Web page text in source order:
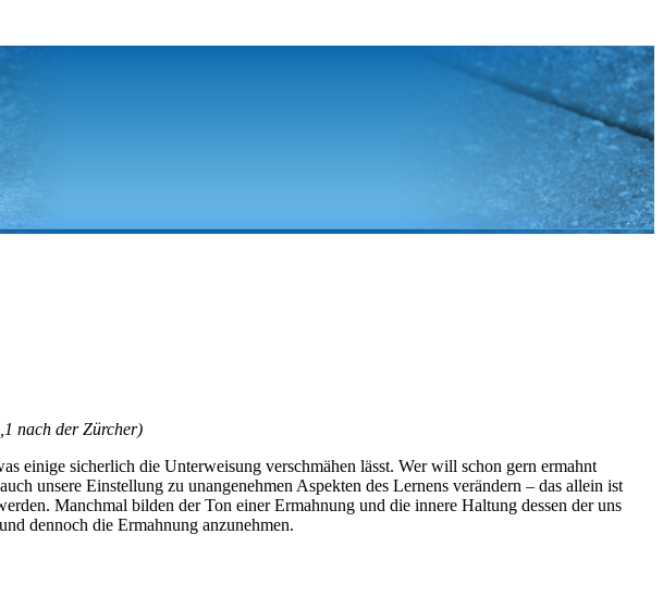
nach der Zürcher)
einige sicherlich die Unterweisung verschmähen lässt. Wer will schon gern ermahnt
unsere Einstellung zu unangenehmen Aspekten des Lernens verändern – das allein ist
Manchmal bilden der Ton einer Ermahnung und die innere Haltung dessen der uns
dennoch die Ermahnung anzunehmen.